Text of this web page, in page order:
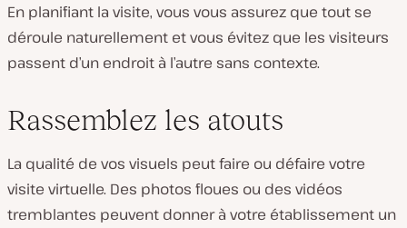
En planifiant la visite, vous vous assurez que tout se
déroule naturellement et vous évitez que les visiteurs
passent d’un endroit à l’autre sans contexte.
Rassemblez les atouts
La qualité de vos visuels peut faire ou défaire votre
visite virtuelle. Des photos floues ou des vidéos
tremblantes peuvent donner à votre établissement un